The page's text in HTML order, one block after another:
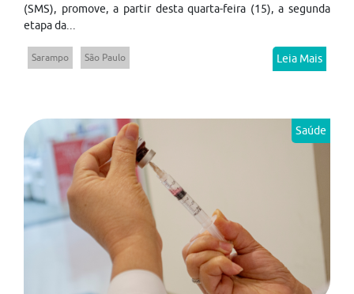
(SMS), promove, a partir desta quarta-feira (15), a segunda
etapa da...
Sarampo São Paulo Leia Mais
Saúde